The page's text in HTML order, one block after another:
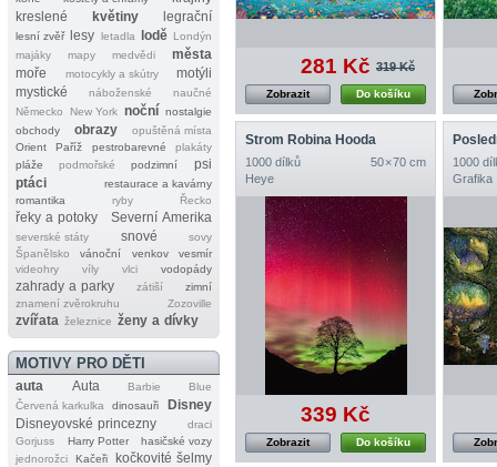
kreslené
květiny legrační
lesní zvěř lesy letadla lodě Londýn
majáky
mapy medvědi
města
moře
motocykly a skútry
motýli
mystické
náboženské
naučné
Německo
New York noční nostalgie
obchody
obrazy
opuštěná místa
Orient
Paříž pestrobarevné
plakáty
pláže
podmořské podzimní
psi
ptáci
restaurace a kavárny
romantika
ryby Řecko
řeky a potoky Severní Amerika
severské státy snové
sovy
Španělsko
vánoční venkov
vesmír
videohry
víly vlci vodopády
zahrady a parky zátiší
zimní
znamení zvěrokruhu
Zozoville
zvířata železnice ženy a dívky
MOTIVY PRO DĚTI
auta Auta Barbie
Blue
Červená karkulka
dinosauři
Disney
Disneyovské princezny
draci
Gorjuss
Harry Potter
hasičské vozy
jednorožci
Kačeři
kočkovité šelmy
281 Kč 319 Kč
Do košíku
Zobrazit
Strom Robina Hooda
1000 dílků
50 × 70 cm
Heye
339 Kč
Do košíku
Zobrazit
1000
Grafika